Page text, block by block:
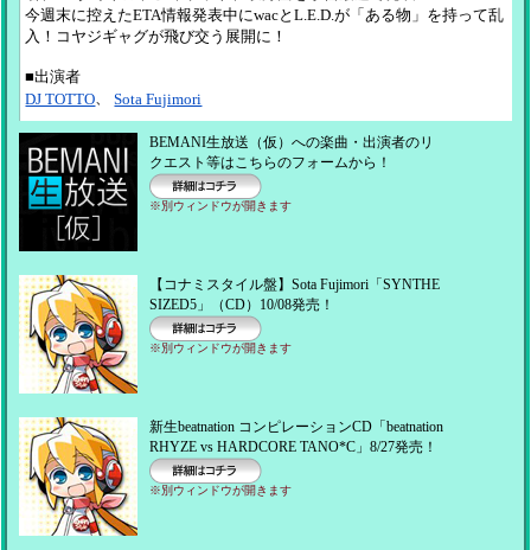
今週末に控えたETA情報発表中にwacとL.E.D.が「ある物」を持って乱
入！コヤジギャグが飛び交う展開に！
■出演者
DJ TOTTO
Sota Fujimori
BEMANI生放送（仮）への楽曲・出演者のリ
クエスト等はこちらのフォームから！
詳細はコチラ
※別ウィンドウが開きます
【コナミスタイル盤】Sota Fujimori「SYNTHE
SIZED5」（CD）10/08発売！
詳細はコチラ
※別ウィンドウが開きます
新生beatnation コンピレーションCD「beatnation
RHYZE vs HARDCORE TANO*C」8/27発売！
詳細はコチラ
※別ウィンドウが開きます